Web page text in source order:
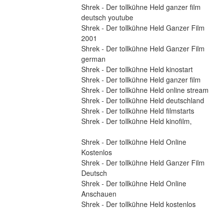
Shrek - Der tollkühne Held ganzer film
deutsch youtube
Shrek - Der tollkühne Held Ganzer Film
2001
Shrek - Der tollkühne Held Ganzer Film
german
Shrek - Der tollkühne Held kinostart
Shrek - Der tollkühne Held ganzer film
Shrek - Der tollkühne Held online stream
Shrek - Der tollkühne Held deutschland
Shrek - Der tollkühne Held filmstarts
Shrek - Der tollkühne Held kinofilm,
Shrek - Der tollkühne Held Online
Kostenlos
Shrek - Der tollkühne Held Ganzer Film
Deutsch
Shrek - Der tollkühne Held Online
Anschauen
Shrek - Der tollkühne Held kostenlos